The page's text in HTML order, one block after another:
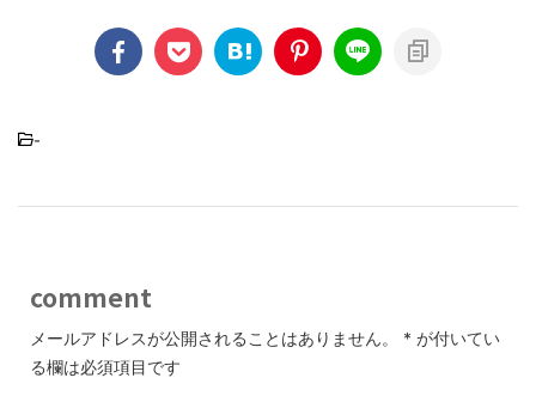
-
comment
メールアドレスが公開されることはありません。 * が付いてい
る欄は必須項目です